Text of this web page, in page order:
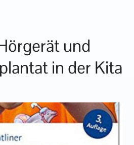
und
in der Kita